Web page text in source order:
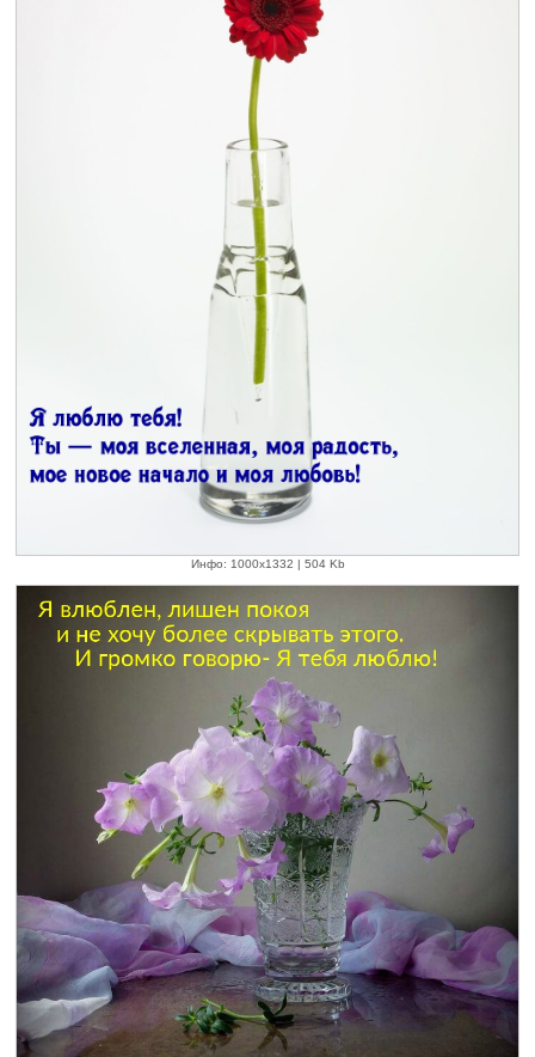
Инфо: 1000х1332 | 504 Kb